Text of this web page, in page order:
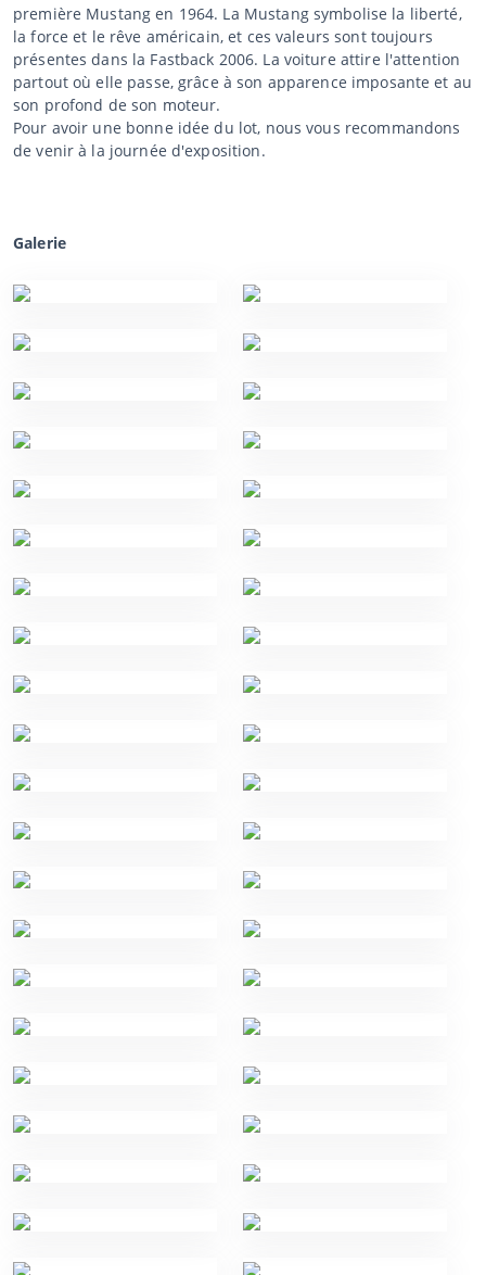
première Mustang en 1964. La Mustang symbolise la liberté,
la force et le rêve américain, et ces valeurs sont toujours
présentes dans la Fastback 2006. La voiture attire l'attention
partout où elle passe, grâce à son apparence imposante et au
son profond de son moteur.
Pour avoir une bonne idée du lot, nous vous recommandons
de venir à la journée d'exposition.
Galerie